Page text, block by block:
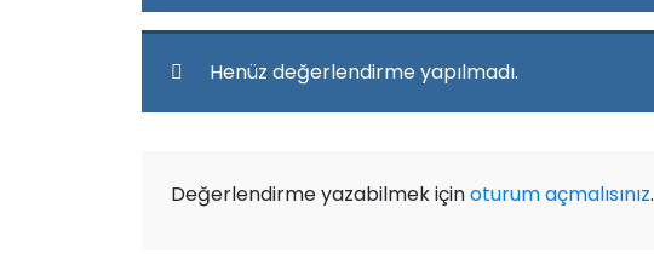
Henüz değerlendirme yapılmadı.
Değerlendirme yazabilmek içinoturum açmalısınız.